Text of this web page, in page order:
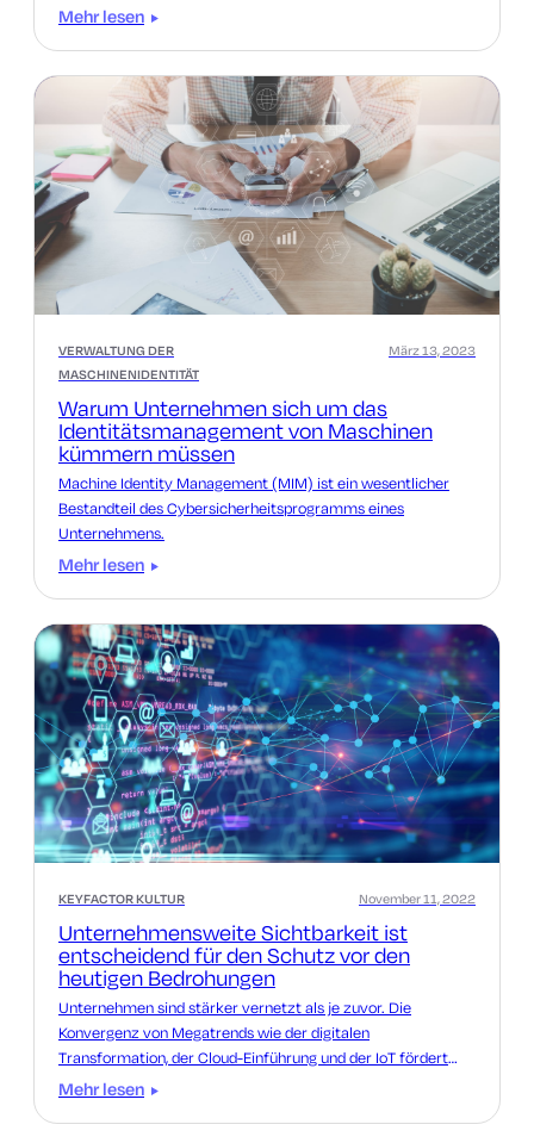
Management zu meistern.
Mehr lesen
VERWALTUNG DER
MASCHINENIDENTITÄT
Warum Unternehmen sich um das
Identitätsmanagement von Maschinen
kümmern müssen
März 13, 2023
Machine Identity Management (MIM) ist ein wesentlicher
Bestandteil des Cybersicherheitsprogramms eines
Unternehmens.
Mehr lesen
KEYFACTOR KULTUR
Unternehmensweite Sichtbarkeit ist
entscheidend für den Schutz vor den
heutigen Bedrohungen
November 11, 2022
Unternehmen sind stärker vernetzt als je zuvor. Die
Konvergenz von Megatrends wie der digitalen
Transformation, der Cloud-Einführung und der IoT fördert
diese Realität.
Mehr lesen